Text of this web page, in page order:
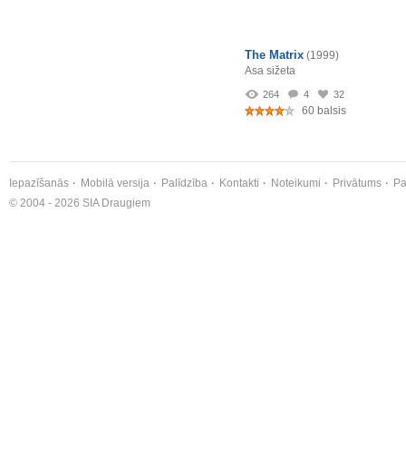
The Matrix (1999)
Asa sižeta
264 4 32
60 balsis
Iepazīšanās Mobilā versija Palīdzība Kontakti Noteikumi Privātums
© 2004 - 2026 SIA Draugiem